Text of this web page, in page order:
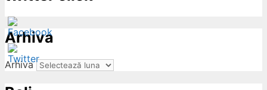
Arhiva
Arhiva